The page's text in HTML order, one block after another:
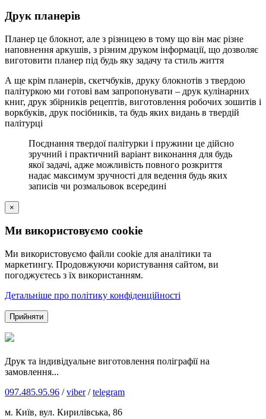
Друк планерів
Планер це блокнот, але з різницею в тому що він має різне
наповнення аркушів, з різним друком інформації, що дозволяє
виготовити планер під будь яку задачу та стиль життя
А ще крім планерів, скетчбуків, друку блокнотів з твердою
палітуркою ми готові вам запропонувати – друк кулінарних
книг, друк збірників рецептів, виготовлення робочих зошитів і
воркбуків, друк посібників, та будь яких видань в твердій
палітурці
Поєднання твердої палітурки і пружини це дійсно
зручний і практичний варіант виконання для будь
якої задачі, адже можливість повного розкриття
надає максимум зручності для ведення будь яких
записів чи розмальовок всередині
×
Ми використовуємо cookie
Ми використовуємо файли cookie для аналітики та
маркетингу. Продовжуючи користування сайтом, ви
погоджуєтесь з їх використанням.
Детальніше про політику конфіденційності
Прийняти
Друк та індивідуальне виготовлення поліграфії на
замовлення...
097.485.95.96 /viber/telegram
м. Київ, вул. Кирилівська, 86